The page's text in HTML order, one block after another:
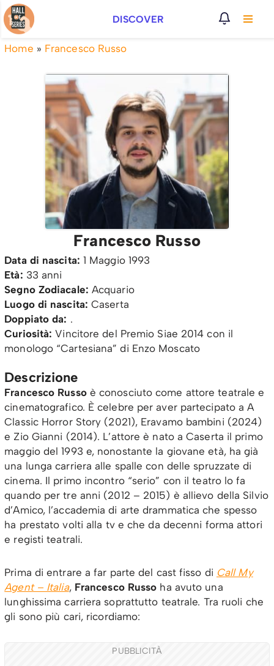
Vai
al
DISCOVER
Home » Francesco Russo
Francesco Russo
Data di nascita: 1 Maggio 1993
Età: 33 anni
Segno Zodiacale: Acquario
Luogo di nascita:Caserta
Doppiato da: .
Curiosità:Vincitore del Premio Siae 2014 con il
monologo “Cartesiana” di Enzo Moscato
Descrizione
Francesco Russoè conosciuto come attore teatrale e
cinematografico. È celebre per aver partecipato a A
Classic Horror Story (2021), Eravamo bambini (2024)
e Zio Gianni (2014). L’attore è nato a Caserta il primo
maggio del 1993 e, nonostante la giovane età, ha già
una lunga carriera alle spalle con delle spruzzate di
cinema. Il primo incontro “serio” con il teatro lo fa
quando per tre anni (2012 – 2015) è allievo della Silvio
d’Amico, l’accademia di arte drammatica che spesso
ha prestato volti alla tv e che da decenni forma attori
e registi teatrali.
Prima di entrare a far parte del cast fisso di Call My
Agent – Italia, Francesco Russo ha avuto una
lunghissima carriera soprattutto teatrale. Tra ruoli che
gli sono più cari, ricordiamo:
PUBBLICITÀ